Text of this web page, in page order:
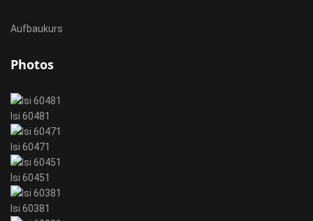
Aufbaukurs
Photos
Isi 60481
Isi 60471
Isi 60451
Isi 60381